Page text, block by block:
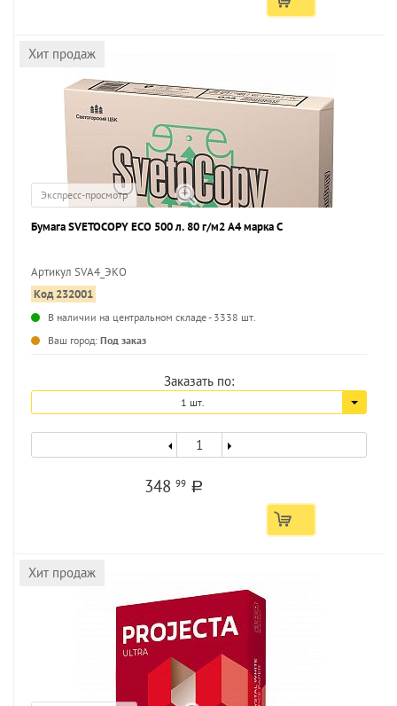
Хит продаж
Экспресс-просмотр
Бумага SVETOCOPY ECO 500 л. 80 г/м2 А4 марка С
Артикул SVА4_ЭКО
Код 232001
В наличии на центральном складе - 3338 шт.
Ваш город: Под заказ
Заказать по:
1 шт.
34899 a
Хит продаж